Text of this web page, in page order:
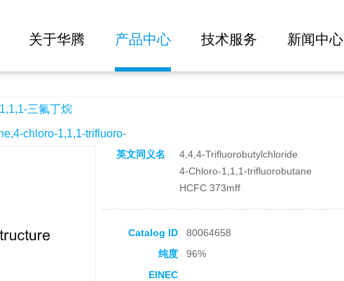
关于华腾 产品中心 技术服务 新闻中心
三氟丁烷
chloro-1,1,1-trifluoro-
英文同义名
4,4,4-Trifluorobutylchloride
4-Chloro-1,1,1-trifluorobutane
HCFC 373mff
Catalog ID 80064658
纯度
96%
EINEC